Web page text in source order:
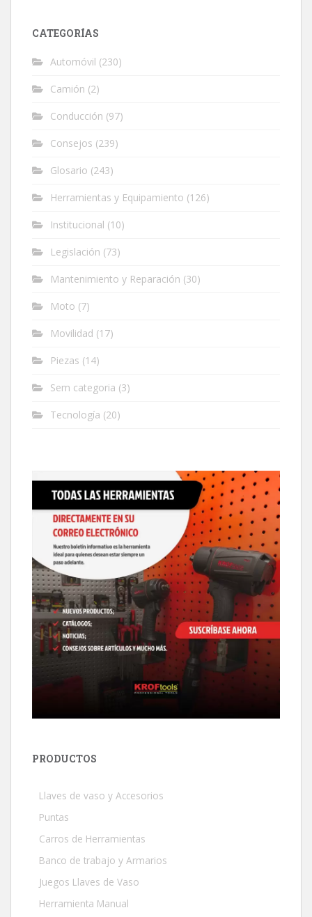
CATEGORÍAS
Automóvil (230)
Camión (2)
Conducción (97)
Consejos (239)
Glosario (243)
Herramientas y Equipamiento (126)
Institucional (10)
Legislación (73)
Mantenimiento y Reparación (30)
Moto (7)
Movilidad (17)
Piezas (14)
Sem categoria (3)
Tecnología (20)
PRODUCTOS
Llaves de vaso y Accesorios
Puntas
Carros de Herramientas
Banco de trabajo y Armarios
Juegos Llaves de Vaso
Herramienta Manual